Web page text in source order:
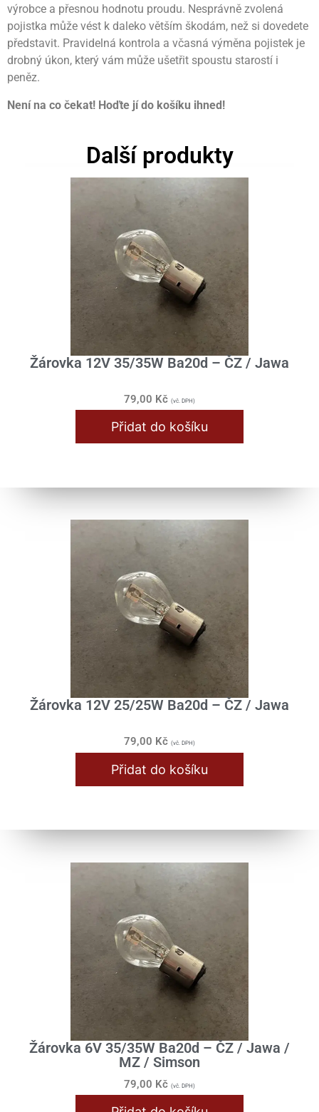
výrobce a přesnou hodnotu proudu. Nesprávně zvolená
pojistka může vést k daleko větším škodám, než si dovedete
představit. Pravidelná kontrola a včasná výměna pojistek je
drobný úkon, který vám může ušetřit spoustu starostí i
peněz.
Není na co čekat! Hoďte jí do košíku ihned!
Další produkty
Žárovka 12V 35/35W Ba20d – ČZ / Jawa
79,00 Kč (vč. DPH)
Přidat do košíku
Žárovka 12V 25/25W Ba20d – ČZ / Jawa
79,00 Kč (vč. DPH)
Přidat do košíku
Žárovka 6V 35/35W Ba20d – ČZ / Jawa /
MZ / Simson
79,00 Kč (vč. DPH)